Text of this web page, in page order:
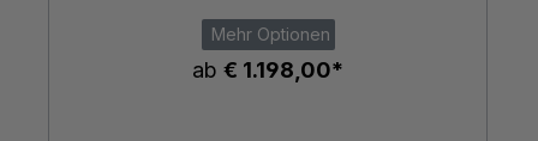
Mehr Optionen
ab € 1.198,00*